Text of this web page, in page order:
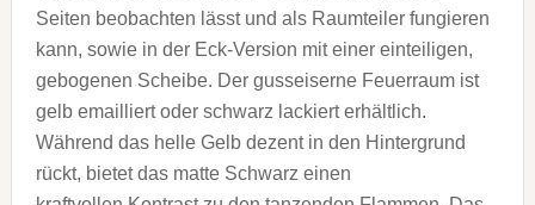
Seiten beobachten lässt und als Raumteiler fungieren
kann, sowie in der Eck-Version mit einer einteiligen,
gebogenen Scheibe. Der gusseiserne Feuerraum ist
gelb emailliert oder schwarz lackiert erhältlich.
Während das helle Gelb dezent in den Hintergrund
rückt, bietet das matte Schwarz einen